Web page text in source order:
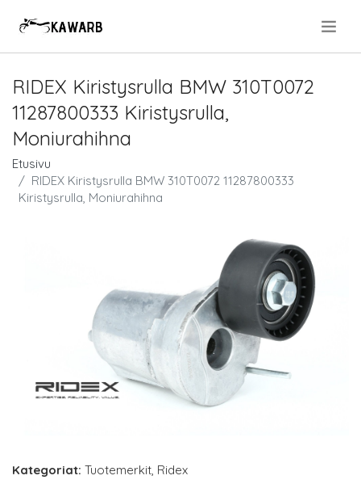
RIDEX Kiristysrulla BMW 310T0072
11287800333 Kiristysrulla,
Moniurahihna
Etusivu
RIDEX Kiristysrulla BMW 310T0072 11287800333
Kiristysrulla, Moniurahihna
Kategoriat: Tuotemerkit Ridex